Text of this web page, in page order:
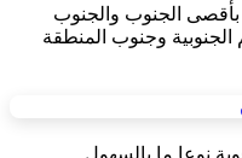
بأقصى الجنوب والجنوب
الجنوبية وجنوب المنطقة
نوعا ما بالسهول